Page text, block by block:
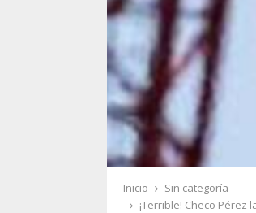
Inicio
Sin categoría
¡Terrible! Checo Pérez